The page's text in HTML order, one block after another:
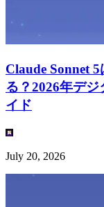
Claude Sonnet
る？2026年デ
イド
July 20, 2026